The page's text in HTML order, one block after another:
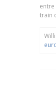
entre
train